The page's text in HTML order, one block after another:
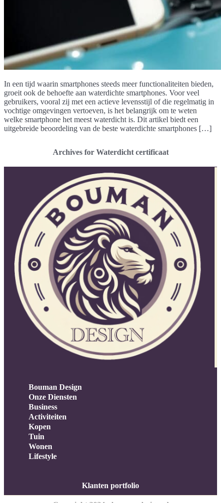
In een tijd waarin smartphones steeds meer functionaliteiten bieden,
groeit ook de behoefte aan waterdichte smartphones. Voor veel
gebruikers, vooral zij met een actieve levensstijl of die regelmatig in
vochtige omgevingen vertoeven, is het belangrijk om te weten
welke smartphone het meest waterdicht is. Dit artikel biedt een
uitgebreide beoordeling van de beste waterdichte smartphones […]
Archives for Waterdicht certificaat
Bouman Design
Onze Diensten
Business
Activiteiten
Kopen
Tuin
Wonen
Lifestyle
Klanten portfolio